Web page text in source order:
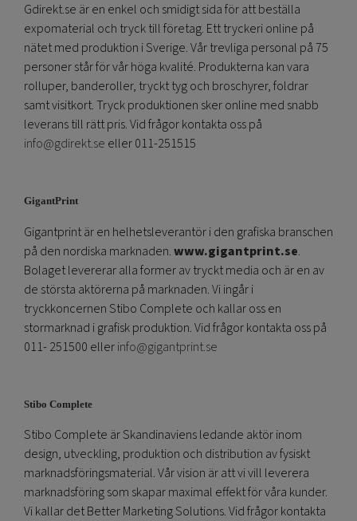
Gdirekt.se är en enkel och smidigt sida för att beställa
expomaterial och tryck till företag. Ett tryckeri online på
nätet med produktion i Sverige. Vår trevliga personal på 75
personer står för vår höga kvalité. Produkterna kan vara
rolluper, banderoller, tryckt tyg och broschyrer, foldrar
samt visitkort. Tryck produktionen sker online med snabb
leverans till rätt pris. Vid frågor kontakta oss på
info@gdirekt.se eller 011-251515
GigantPrint
Gigantprint är en helhetsleverantör i den grafiska branschen
på den nordiska marknaden.www.gigantprint.se.
Bolaget levererar alla former av tryckt media och är en av
de största aktörerna på marknaden. Vi ingår i
tryckkoncernen Stibo Complete och kallar oss en
stormarknad i grafisk produktion. Vid frågor kontakta oss på
011- 251500 ellerinfo@gigantprint.se
Stibo Complete
Stibo Complete är Skandinaviens ledande aktör inom
design, utveckling, produktion och distribution av fysiskt
marknadsföringsmaterial. Vår vision är att vi vill leverera
marknadsföring som skapar maximal effekt för våra kunder.
Vi kallar det Better Marketing Solutions. Vid frågor kontakta